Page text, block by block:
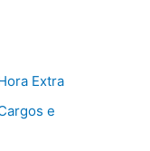
Extra
e